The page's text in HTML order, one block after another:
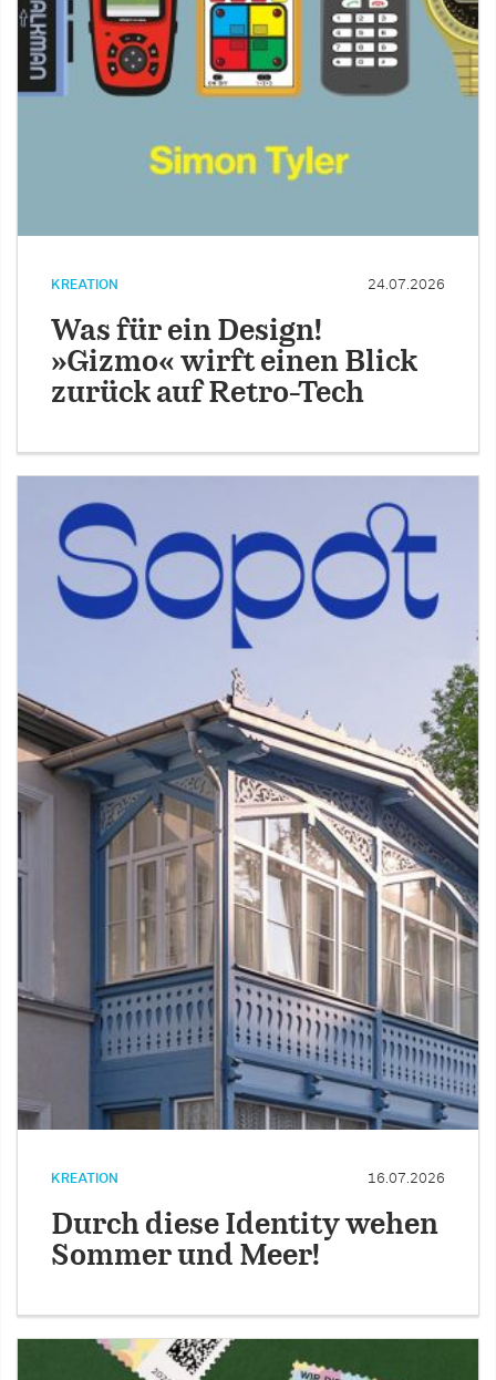
KREATION 24.07.2026
Was für ein Design!
»Gizmo« wirft einen Blick
zurück auf Retro-Tech
KREATION 16.07.2026
Durch diese Identity wehen
Sommer und Meer!